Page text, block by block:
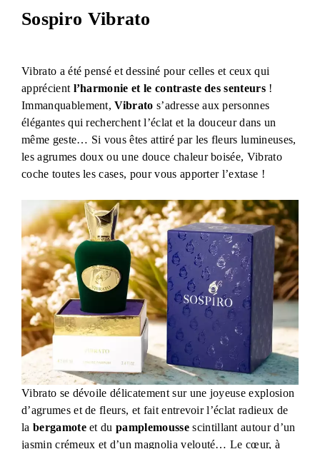
Sospiro Vibrato
Vibrato a été pensé et dessiné pour celles et ceux qui
apprécient l’harmonie et le contraste des senteurs !
Immanquablement,Vibratos’adresse aux personnes
élégantes qui recherchent l’éclat et la douceur dans un
même geste… Si vous êtes attiré par les fleurs lumineuses,
les agrumes doux ou une douce chaleur boisée, Vibrato
coche toutes les cases, pour vous apporter l’extase !
Vibrato se dévoile délicatement sur une joyeuse explosion
d’agrumes et de fleurs, et fait entrevoir l’éclat radieux de
la bergamoteet dupamplemoussescintillant autour d’un
jasmin crémeux et d’un magnolia velouté… Le cœur, à